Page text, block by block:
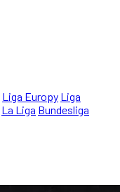
Liga Europy Liga
La Liga Bundesliga